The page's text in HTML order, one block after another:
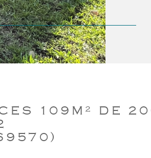
109M² DE